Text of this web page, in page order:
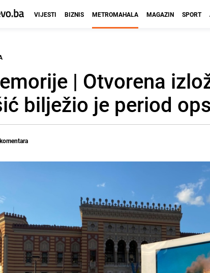
VIJESTI BIZNIS METROMAHALA MAGAZIN SPORT
| Otvorena
bilježio je period
komentara